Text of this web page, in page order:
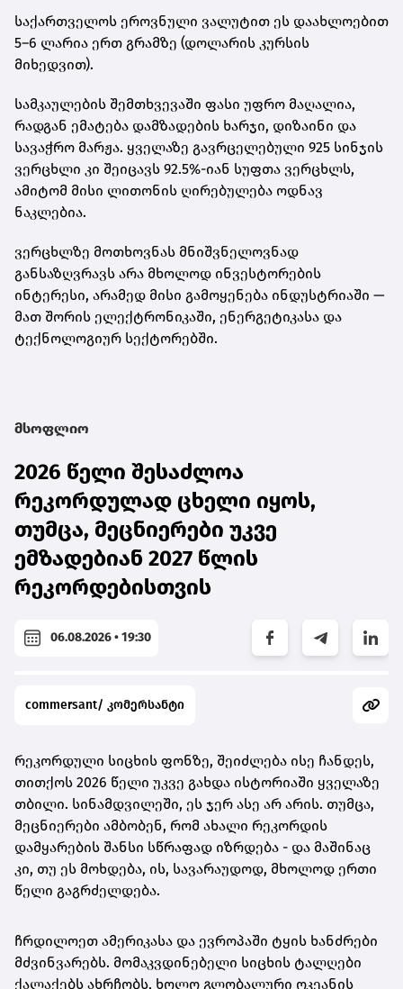
საქართველოს ეროვნული ვალუტით ეს დაახლოებით
5–6 ლარია ერთ გრამზე (დოლარის კურსის
მიხედვით).
სამკაულების შემთხვევაში ფასი უფრო მაღალია,
რადგან ემატება დამზადების ხარჯი, დიზაინი და
სავაჭრო მარჟა. ყველაზე გავრცელებული 925 სინჯის
ვერცხლი კი შეიცავს 92.5%-იან სუფთა ვერცხლს,
ამიტომ მისი ლითონის ღირებულება ოდნავ
ნაკლებია.
ვერცხლზე მოთხოვნას მნიშვნელოვნად
განსაზღვრავს არა მხოლოდ ინვესტორების
ინტერესი, არამედ მისი გამოყენება ინდუსტრიაში —
მათ შორის ელექტრონიკაში, ენერგეტიკასა და
ტექნოლოგიურ სექტორებში.
მსოფლიო
2026 წელი შესაძლოა
რეკორდულად ცხელი იყოს,
თუმცა, მეცნიერები უკვე
ემზადებიან 2027 წლის
რეკორდებისთვის
06.08.2026 • 19:30
commersant/ კომერსანტი
რეკორდული სიცხის ფონზე, შეიძლება ისე ჩანდეს,
თითქოს 2026 წელი უკვე გახდა ისტორიაში ყველაზე
თბილი. სინამდვილეში, ეს ჯერ ასე არ არის. თუმცა,
მეცნიერები ამბობენ, რომ ახალი რეკორდის
დამყარების შანსი სწრაფად იზრდება - და მაშინაც
კი, თუ ეს მოხდება, ის, სავარაუდოდ, მხოლოდ ერთი
წელი გაგრძელდება.
ჩრდილოეთ ამერიკასა და ევროპაში ტყის ხანძრები
მძვინვარებს. მომაკვდინებელი სიცხის ტალღები
ქალაქებს ახრჩობს, ხოლო გლობალური ოკეანის